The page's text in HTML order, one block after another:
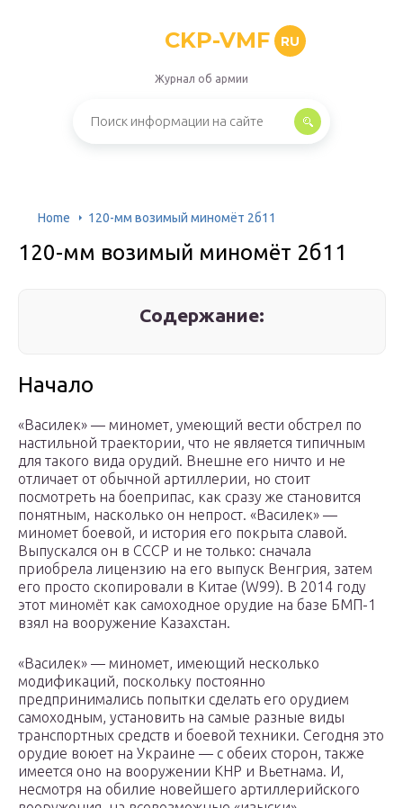
CKP-VMF RU
Журнал об армии
Home 120-мм возимый миномёт 2б11
120-мм возимый миномёт 2б11
Содержание:
Начало
«Василек» — миномет, умеющий вести обстрел по
настильной траектории, что не является типичным
для такого вида орудий. Внешне его ничто и не
отличает от обычной артиллерии, но стоит
посмотреть на боеприпас, как сразу же становится
понятным, насколько он непрост. «Василек» —
миномет боевой, и история его покрыта славой.
Выпускался он в СССР и не только: сначала
приобрела лицензию на его выпуск Венгрия, затем
его просто скопировали в Китае (W99). В 2014 году
этот миномёт как самоходное орудие на базе БМП-1
взял на вооружение Казахстан.
«Василек» — миномет, имеющий несколько
модификаций, поскольку постоянно
предпринимались попытки сделать его орудием
самоходным, установить на самые разные виды
транспортных средств и боевой техники. Сегодня это
орудие воюет на Украине — с обеих сторон, также
имеется оно на вооружении КНР и Вьетнама. И,
несмотря на обилие новейшего артиллерийского